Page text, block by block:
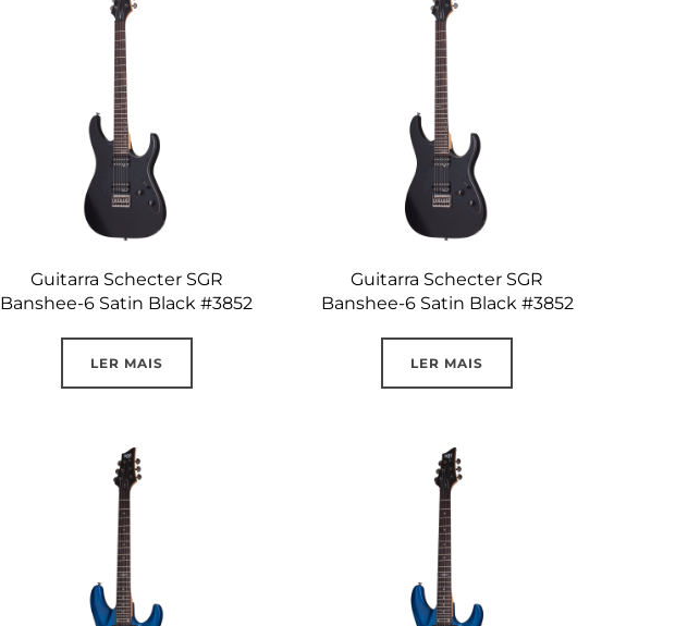
Guitarra Schecter SGR
Banshee-6 Satin Black #3852
LER MAIS
Guitarra Schecter SGR
Banshee-6 Satin Black #3852
LER MAIS